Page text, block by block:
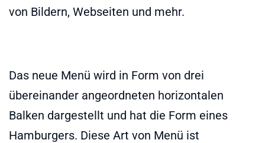
von Bildern, Webseiten und mehr.
Das neue Menü wird in Form von drei
übereinander angeordneten horizontalen
Balken dargestellt und hat die Form eines
Hamburgers. Diese Art von Menü ist